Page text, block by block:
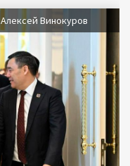
Алексей Винокуров